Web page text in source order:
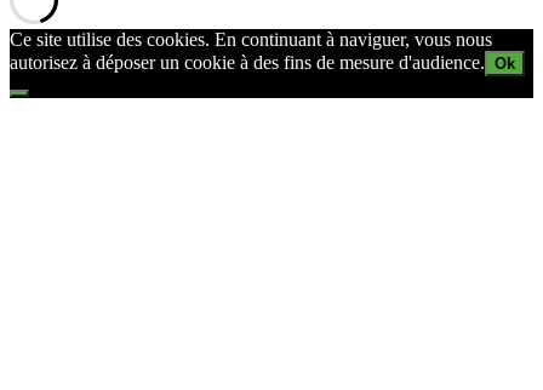
Ce site utilise des cookies. En continuant à naviguer, vous nous
autorisez à déposer un cookie à des fins de mesure d'audience. Ok